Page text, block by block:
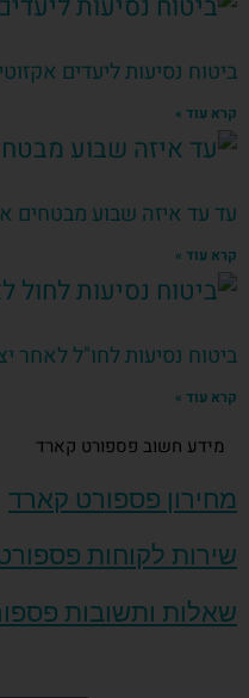
ביטוח נסיעות ליעדים
קרא עוד »
עד עד איזה שבוע מבטחים
קרא עוד »
ביטוח נסיעות לחו"ל לאחר
קרא עוד »
מידע חשוב פספורט קארד
מחירון פספורט קארד
שירות לקוחות
שאלות ותשובות